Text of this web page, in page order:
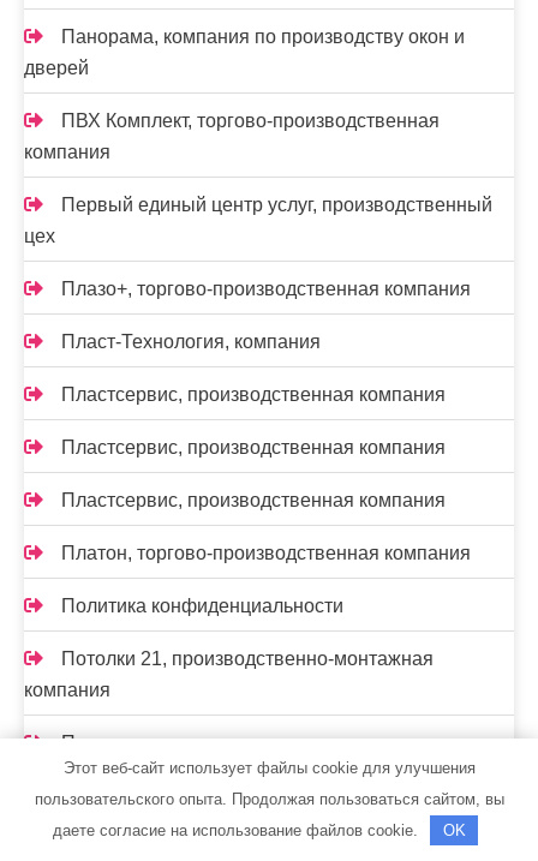
Панорама, компания по производству окон и
дверей
ПВХ Комплект, торгово-производственная
компания
Первый единый центр услуг, производственный
цех
Плазо+, торгово-производственная компания
Пласт-Технология, компания
Пластсервис, производственная компания
Пластсервис, производственная компания
Пластсервис, производственная компания
Платон, торгово-производственная компания
Политика конфиденциальности
Потолки 21, производственно-монтажная
компания
Прогресспласт, торгово-монтажная компания
Производственно-ремонтная компания,
Производственно-ремонтная компания
Этот веб-сайт использует файлы cookie для улучшения
пользовательского опыта. Продолжая пользоваться сайтом, вы
даете согласие на использование файлов cookie.
OK